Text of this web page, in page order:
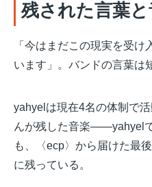
残された言葉
「今はまだこの現実を受
います」。バンドの言葉は
yahyelは現在4名の体制で
んが残した音楽——yahyel
も、〈ecp〉から届けた最
に残っている。